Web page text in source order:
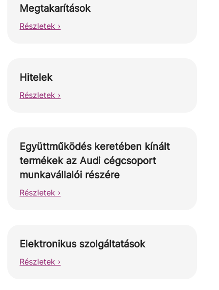
Megtakarítások
Részletek ›
Hitelek
Részletek ›
Együttműködés keretében kínált
termékek az Audi cégcsoport
munkavállalói részére
Részletek ›
Elektronikus szolgáltatások
Részletek ›